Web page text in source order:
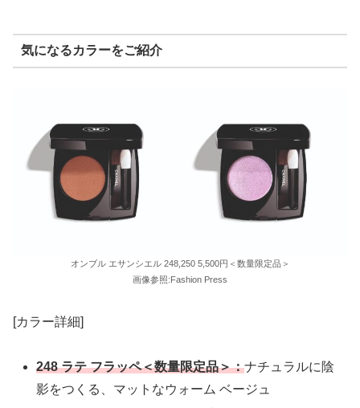
気になるカラーをご紹介
オンブル エサンシエル 248,250 5,500円＜数量限定品＞
画像参照:Fashion Press
[カラー詳細]
248 ラテ フラッペ＜数量限定品＞：ナチュラルに陰
影をつくる、マットなウォーム ベージュ